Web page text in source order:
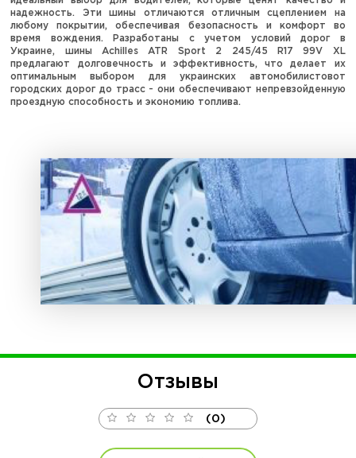
надежность. Эти шины отличаются отличным сцеплением на
любому покрытии, обеспечивая безопасность и комфорт во
время вождения. Разработаны с учетом условий дорог в
Украине, шины Achilles ATR Sport 2 245/45 R17 99V XL
предлагают долговечность и эффективность, что делает их
оптимальным выбором для украинских автомобилистовот
городских дорог до трасс - они обеспечивают непревзойденную
проездную способность и экономию топлива.
Отзывы
(0)